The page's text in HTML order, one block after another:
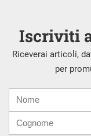
Iscriviti
Riceverai articoli,
per
mail